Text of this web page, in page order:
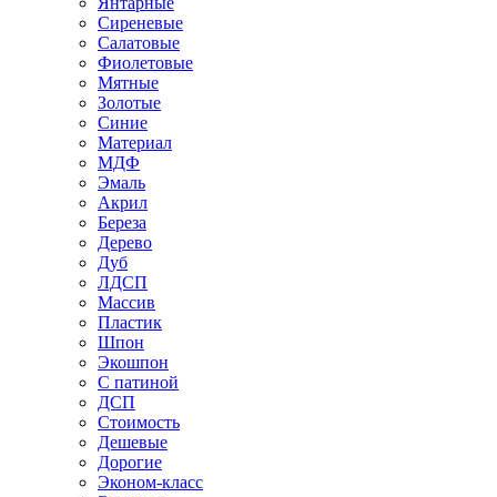
Сиреневые
Салатовые
Фиолетовые
Мятные
Золотые
Синие
Материал
МДФ
Эмаль
Акрил
Береза
Дерево
Дуб
ЛДСП
Массив
Пластик
Шпон
Экошпон
С патиной
ДСП
Стоимость
Дешевые
Дорогие
Эконом-класс